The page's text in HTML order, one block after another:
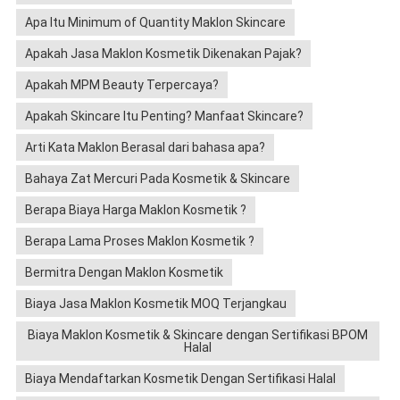
Apa Itu Minimum of Quantity Maklon Skincare
Apakah Jasa Maklon Kosmetik Dikenakan Pajak?
Apakah MPM Beauty Terpercaya?
Apakah Skincare Itu Penting? Manfaat Skincare?
Arti Kata Maklon Berasal dari bahasa apa?
Bahaya Zat Mercuri Pada Kosmetik & Skincare
Berapa Biaya Harga Maklon Kosmetik ?
Berapa Lama Proses Maklon Kosmetik ?
Bermitra Dengan Maklon Kosmetik
Biaya Jasa Maklon Kosmetik MOQ Terjangkau
Biaya Maklon Kosmetik & Skincare dengan Sertifikasi BPOM
Halal
Biaya Mendaftarkan Kosmetik Dengan Sertifikasi Halal